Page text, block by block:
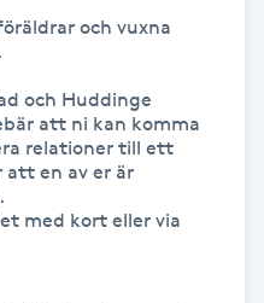
och vuxna
och Huddinge
att ni kan komma
relationer till ett
att en av er är
med kort eller via